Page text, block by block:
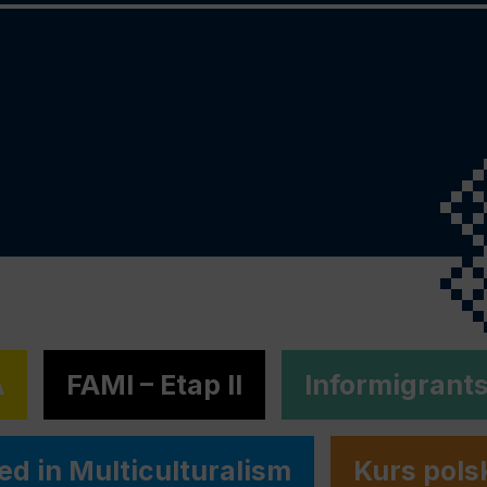
FAMI – Etap II Informigrants
in Multiculturalism Kurs